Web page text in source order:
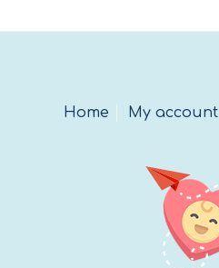
Home My account